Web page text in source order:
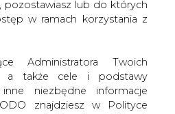
Administratora Twoich
a także cele i podstawy
niezbędne informacje
linkiem (tym linkiem).
różnych usług mogą
celach, na różnych
w